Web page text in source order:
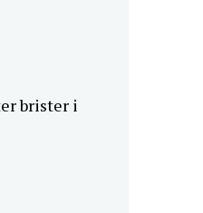
brister i